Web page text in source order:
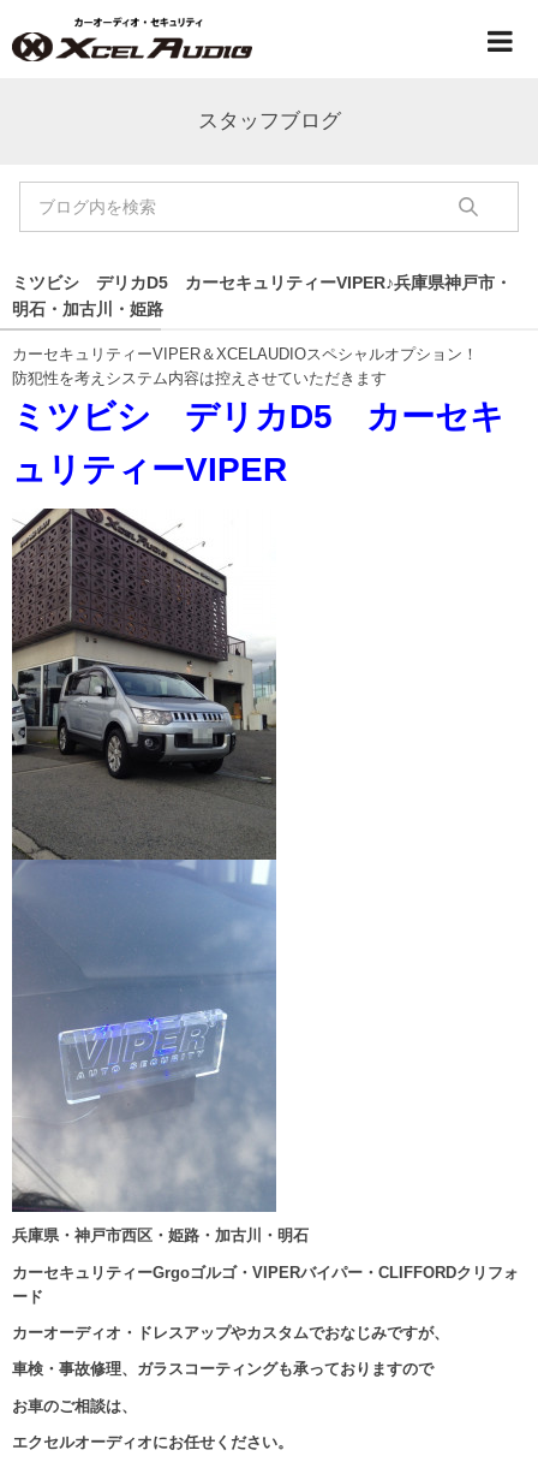
スタッフブログ
ミツビシ デリカD5 カーセキュリティーVIPER♪兵庫県神戸市・
明石・加古川・姫路
カーセキュリティーVIPER＆XCELAUDIOスペシャルオプション！
防犯性を考えシステム内容は控えさせていただきます
ミツビシ デリカD5 カーセキ
ュリティーVIPER
兵庫県・神戸市西区・姫路・加古川・明石
カーセキュリティーGrgoゴルゴ・VIPERバイパー・CLIFFORDクリフォ
ード
カーオーディオ・ドレスアップやカスタムでおなじみですが、
車検・事故修理、ガラスコーティングも承っておりますので
お車のご相談は、
エクセルオーディオにお任せください。